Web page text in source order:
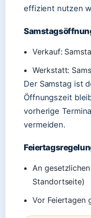
effizient nutzen
Verkauf:
Werkstatt:
Der Samstag ist
Öffnungszeit
vorherige
vermeiden.
An
Standortseite)
Vor Feiertagen